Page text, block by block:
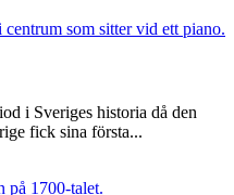
i Sveriges historia då den
fick sina första...